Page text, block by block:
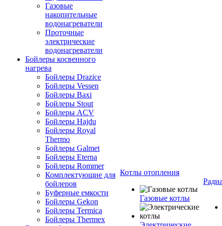
Газовые
накопительные
водонагреватели
Проточные
электрические
водонагреватели
Бойлеры косвенного
нагрева
Бойлеры Drazice
Бойлеры Vessen
Бойлеры Baxi
Бойлеры Stout
Бойлеры ACV
Бойлеры Hajdu
Бойлеры Royal
Thermo
Бойлеры Galmet
Бойлеры Eterna
Бойлеры Rommer
Комплектующие для
бойлеров
Буферные емкости
Бойлеры Gekon
Бойлеры Termica
Бойлеры Thermex
Котлы отопления
Газовые котлы